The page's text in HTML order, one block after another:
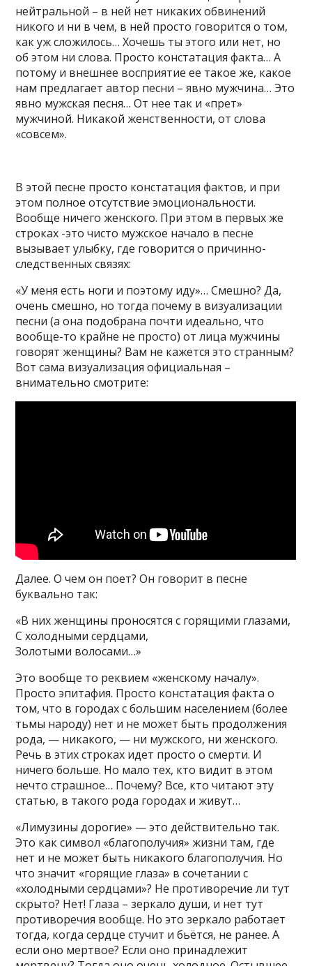
нейтральной – в ней нет никаких обвинений
никого и ни в чем, в ней просто говорится о том,
как уж сложилось… Хочешь ты этого или нет, но
об этом ни слова. Просто констатация факта… А
потому и внешнее восприятие ее такое же, какое
нам предлагает автор песни – явно мужчина… Это
явно мужская песня… От нее так и «прет»
мужчиной. Никакой женственности, от слова
«совсем».
В этой песне просто констатация фактов, и при
этом полное отсутствие эмоциональности.
Вообще ничего женского. При этом в первых же
строках -это чисто мужское начало в песне
вызывает улыбку, где говорится о причинно-
следственных связях:
«У меня есть ноги и поэтому иду»… Смешно? Да,
очень смешно, но тогда почему в визуализации
песни (а она подобрана почти идеально, что
вообще-то крайне не просто) от лица мужчины
говорят женщины? Вам не кажется это странным?
Вот сама визуализация официальная –
внимательно смотрите:
Далее. О чем он поет? Он говорит в песне
буквально так:
«В них женщины проносятся с горящими глазами,
С холодными сердцами,
Золотыми волосами…»
Это вообще то реквием «женскому началу».
Просто эпитафия. Просто констатация факта о
том, что в городах с большим населением (более
тьмы народу) нет и не может быть продолжения
рода, — никакого, — ни мужского, ни женского.
Речь в этих строках идет просто о смерти. И
ничего больше. Но мало тех, кто видит в этом
нечто страшное… Почему? Все, кто читают эту
статью, в такого рода городах и живут…
«Лимузины дорогие» — это действительно так.
Это как символ «благополучия» жизни там, где
нет и не может быть никакого благополучия. Но
что значит «горящие глаза» в сочетании с
«холодными сердцами»? Не противоречие ли тут
скрыто? Нет! Глаза – зеркало души, и нет тут
противоречия вообще. Но это зеркало работает
тогда, когда сердце стучит и бьётся, не ранее. А
если оно мертвое? Если оно принадлежит